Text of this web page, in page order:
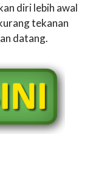
diri lebih awal
tekanan
datang.